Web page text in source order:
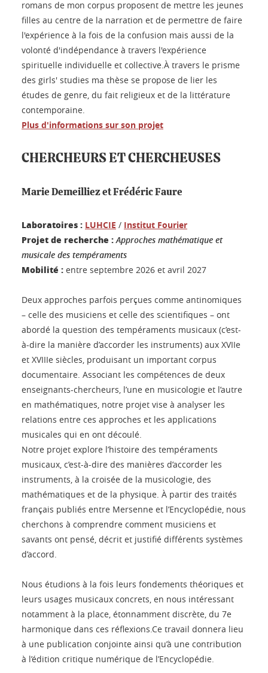
romans de mon corpus proposent de mettre les jeunes
filles au centre de la narration et de permettre de faire
l'expérience à la fois de la confusion mais aussi de la
volonté d'indépendance à travers l'expérience
spirituelle individuelle et collective.À travers le prisme
des girls' studies ma thèse se propose de lier les
études de genre, du fait religieux et de la littérature
contemporaine.
Plus d'informations sur son projet
CHERCHEURS ET CHERCHEUSES
Marie Demeilliez et Frédéric Faure
Laboratoires : LUHCIE / Institut Fourier
Projet de recherche : Approches mathématique et
musicale des tempéraments
Mobilité : entre septembre 2026 et avril 2027
Deux approches parfois perçues comme antinomiques
– celle des musiciens et celle des scientifiques – ont
abordé la question des tempéraments musicaux (c’est-
à-dire la manière d’accorder les instruments) aux XVIIe
et XVIIIe siècles, produisant un important corpus
documentaire. Associant les compétences de deux
enseignants-chercheurs, l’une en musicologie et l’autre
en mathématiques, notre projet vise à analyser les
relations entre ces approches et les applications
musicales qui en ont découlé.
Notre projet explore l’histoire des tempéraments
musicaux, c’est-à-dire des manières d’accorder les
instruments, à la croisée de la musicologie, des
mathématiques et de la physique. À partir des traités
français publiés entre Mersenne et l’Encyclopédie, nous
cherchons à comprendre comment musiciens et
savants ont pensé, décrit et justifié différents systèmes
d’accord.
Nous étudions à la fois leurs fondements théoriques et
leurs usages musicaux concrets, en nous intéressant
notamment à la place, étonnamment discrète, du 7e
harmonique dans ces réflexions.Ce travail donnera lieu
à une publication conjointe ainsi qu’à une contribution
à l’édition critique numérique de l’Encyclopédie.